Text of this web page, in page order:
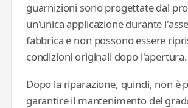
guarnizioni sono progettate dal
un'unica applicazione durante
fabbrica e non possono essere
condizioni originali dopo l'apertura.
Dopo la riparazione, quindi, non è
garantire il mantenimento del